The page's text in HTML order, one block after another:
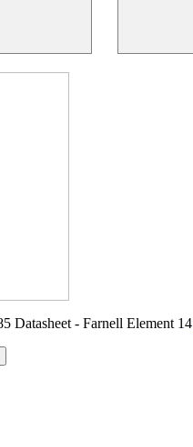
Datasheet - Farnell Element 14